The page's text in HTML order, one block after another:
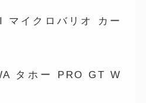
マイクロバリオ カー
タホー PRO GT W